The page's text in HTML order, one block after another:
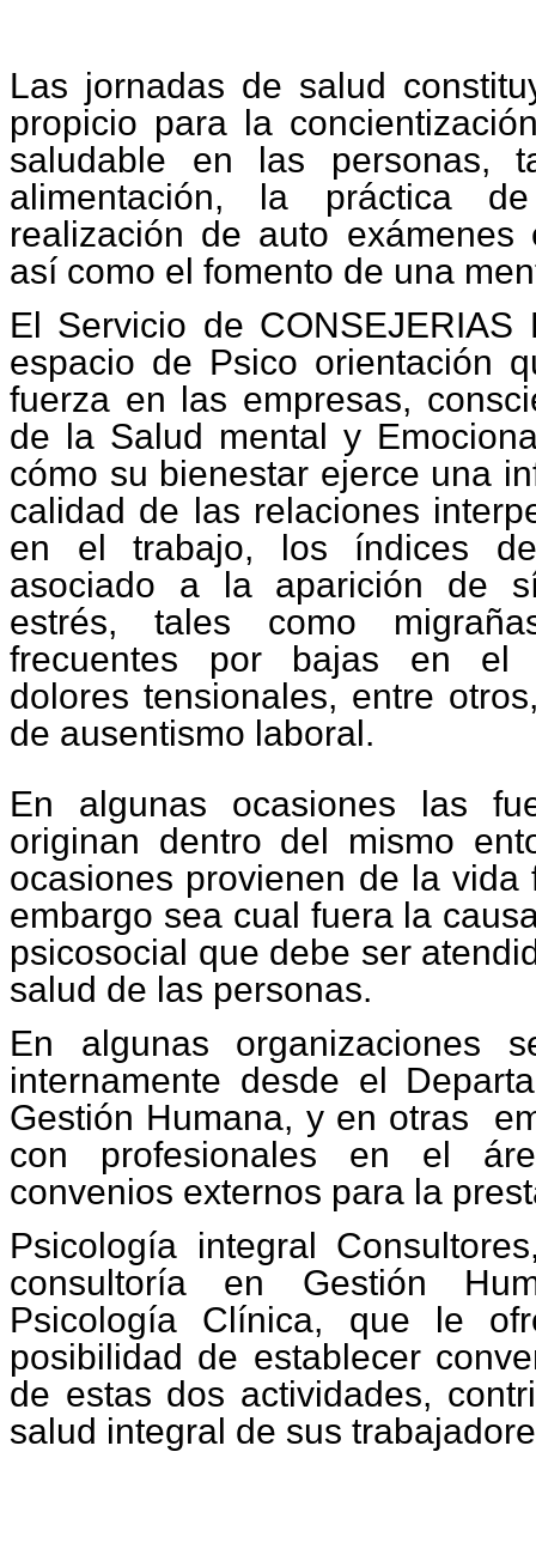
Las jornadas de salud
propicio para la
saludable en las personas,
alimentación, la práctica
realización de auto
así como el fomento de una
El Servicio de CONSEJERIAS
espacio de Psico orientación
fuerza en las empresas,
de la Salud mental y
cómo su bienestar ejerce una
calidad de las relaciones
en el trabajo, los índices
asociado a la aparición de
estrés, tales como
frecuentes por bajas en el
dolores tensionales, entre
de ausentismo laboral.
En algunas ocasiones las
originan dentro del mismo
ocasiones provienen de la
embargo sea cual fuera la
psicosocial que debe ser
salud de las personas.
En algunas organizaciones
internamente desde el
Gestión Humana, y en otras
con profesionales en el
convenios externos para la
Psicología integral
consultoría en Gestión
Psicología Clínica, que le
posibilidad de establecer
de estas dos actividades,
salud integral de sus